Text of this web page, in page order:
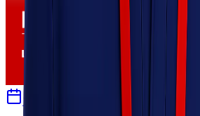
11 Juni 2026 Sherly